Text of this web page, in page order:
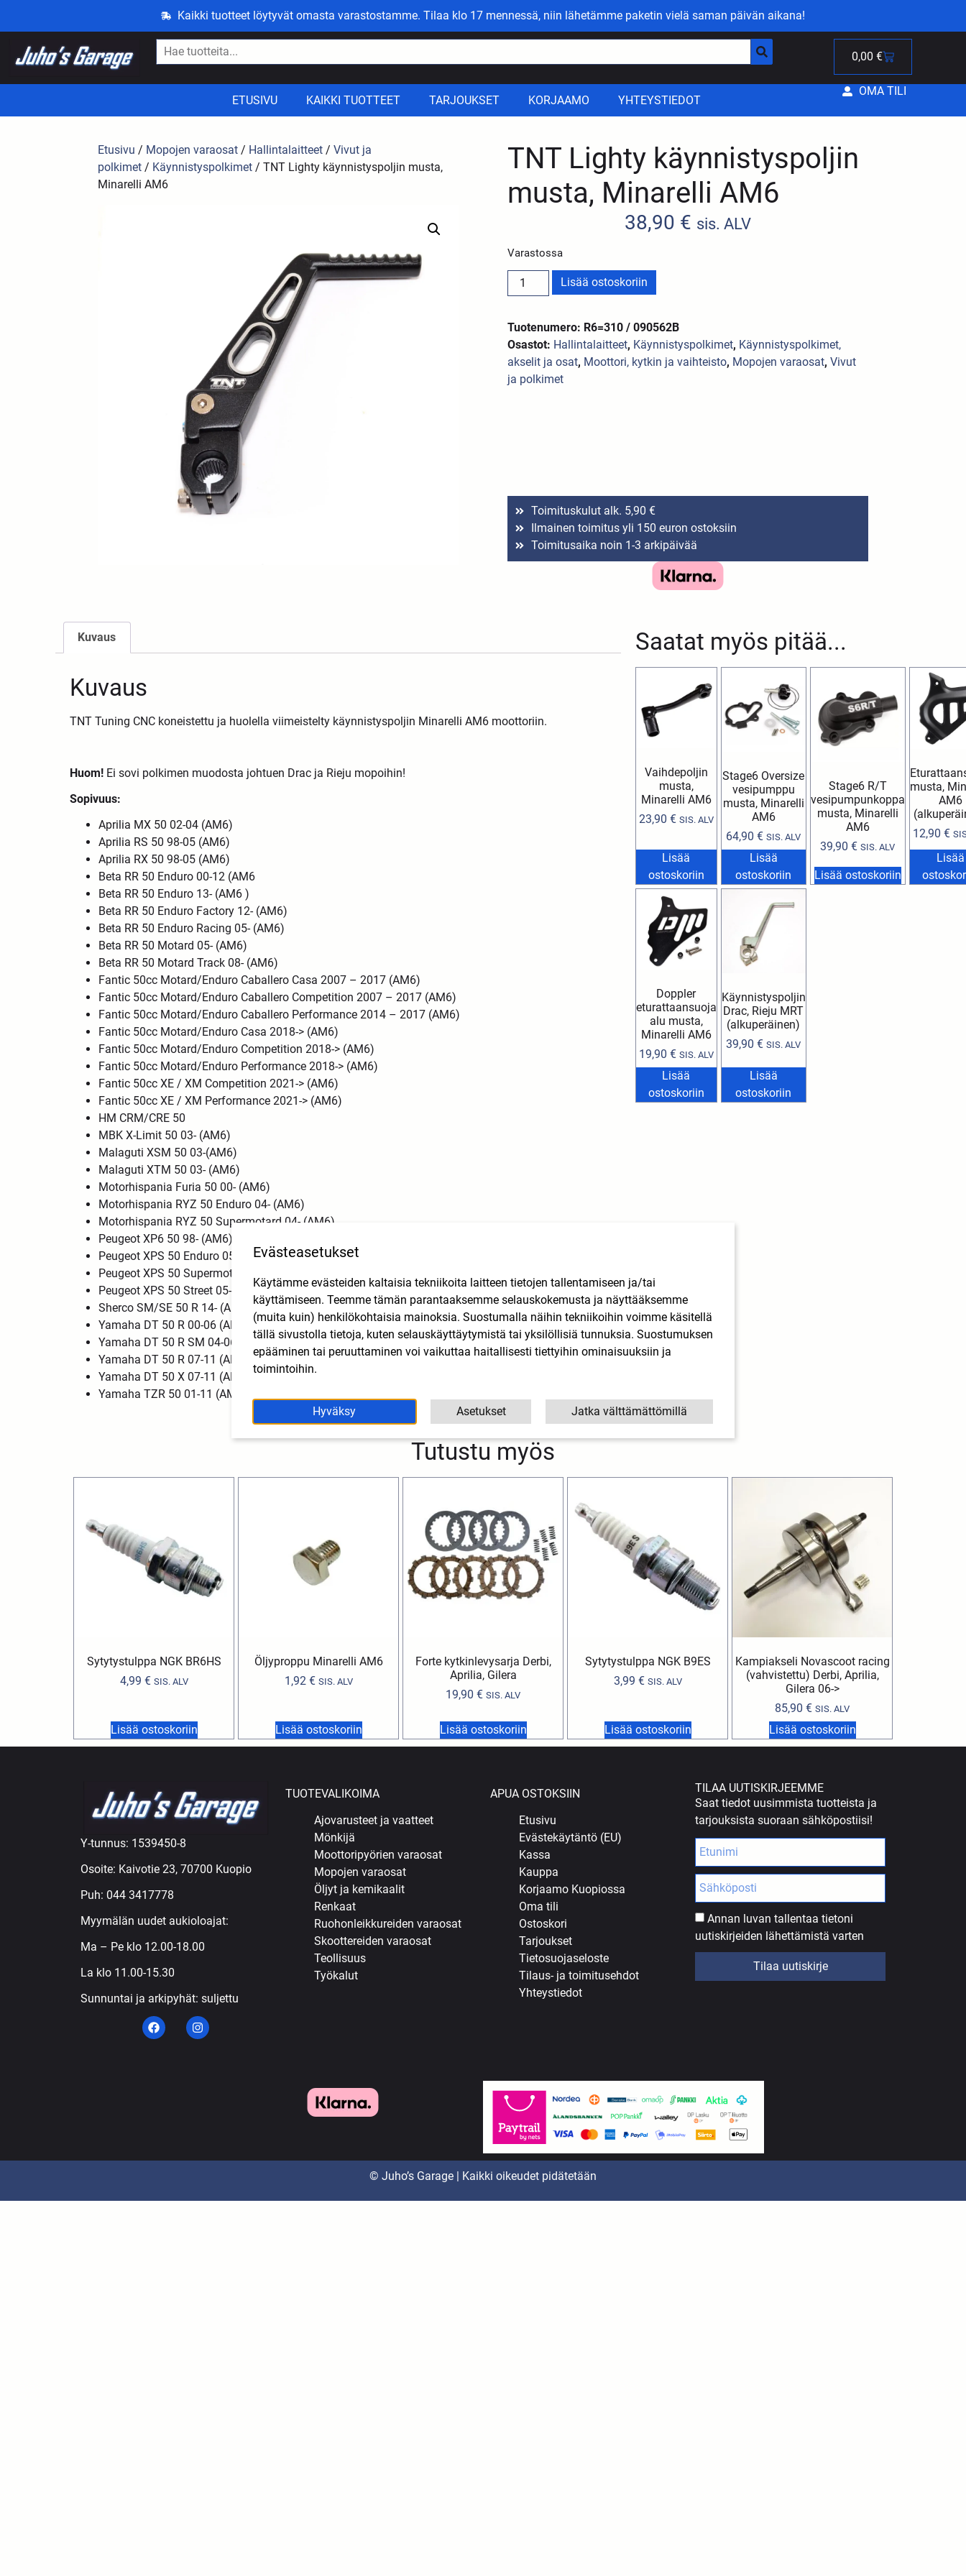
Kaikki tuotteet löytyvät omasta varastostamme. Tilaa klo 17 mennessä, niin lähetämme paketin vielä saman päivän aikana!
0,00 €
ETUSIVU KAIKKI TUOTTEET TARJOUKSET KORJAAMO YHTEYSTIEDOT
OMA TILI
Etusivu / Mopojen varaosat / Hallintalaitteet /Vivut ja
polkimet / Käynnistyspolkimet / TNT Lighty käynnistyspoljin musta,
Minarelli AM6
TNT Lighty käynnistyspoljin
musta, Minarelli AM6
38,90 € sis. ALV
Varastossa
Lisää ostoskoriin
Tuotenumero: R6=310 / 090562B
Osastot: Hallintalaitteet, Käynnistyspolkimet, Käynnistyspolkimet,
akselit ja osat, Moottori, kytkin ja vaihteisto, Mopojen varaosat,Vivut
ja polkimet
Toimituskulut alk. 5,90 €
Ilmainen toimitus yli 150 euron ostoksiin
Toimitusaika noin 1-3 arkipäivää
Saatat myös pitää...
Vaihdepoljin
musta,
Minarelli AM6
23,90 € SIS. ALV
Lisää
ostoskoriin
Stage6 Oversize
vesipumppu
musta, Minarelli
AM6
64,90€ SIS. ALV
Lisää
ostoskoriin
Stage6 R/T
vesipumpunkoppa
musta, Minarelli
AM6
39,90€ SIS. ALV
Lisää ostoskoriin
musta,
AM6
12,90€
Lisää
Doppler
eturattaansuoja
alu musta,
Minarelli AM6
19,90 € SIS. ALV
Lisää
ostoskoriin
Käynnistyspoljin
Drac, Rieju MRT
(alkuperäinen)
39,90€ SIS. ALV
Lisää
ostoskoriin
Kuvaus
Kuvaus
TNT Tuning CNC koneistettu ja huolella viimeistelty käynnistyspoljin Minarelli AM6 moottoriin.
Huom! Ei sovi polkimen muodosta johtuen Drac ja Rieju mopoihin!
Sopivuus:
Aprilia MX 50 02-04 (AM6)
Aprilia RS 50 98-05 (AM6)
Aprilia RX 50 98-05 (AM6)
Beta RR 50 Enduro 00-12 (AM6
Beta RR 50 Enduro 13- (AM6 )
Beta RR 50 Enduro Factory 12- (AM6)
Beta RR 50 Enduro Racing 05- (AM6)
Beta RR 50 Motard 05- (AM6)
Beta RR 50 Motard Track 08- (AM6)
Fantic 50cc Motard/Enduro Caballero Casa 2007 – 2017 (AM6)
Fantic 50cc Motard/Enduro Caballero Competition 2007 – 2017 (AM6)
Fantic 50cc Motard/Enduro Caballero Performance 2014 – 2017 (AM6)
Fantic 50cc Motard/Enduro Casa 2018-> (AM6)
Fantic 50cc Motard/Enduro Competition 2018-> (AM6)
Fantic 50cc Motard/Enduro Performance 2018-> (AM6)
Fantic 50cc XE / XM Competition 2021-> (AM6)
Fantic 50cc XE / XM Performance 2021-> (AM6)
HM CRM/CRE 50
MBK X-Limit 50 03- (AM6)
Malaguti XSM 50 03-(AM6)
Malaguti XTM 50 03- (AM6)
Motorhispania Furia 50 00- (AM6)
Motorhispania RYZ 50 Enduro 04- (AM6)
Motorhispania RYZ 50 Supermotard 04- (AM6)
Peugeot XP6 50 98- (AM6)
Peugeot XPS 50 Enduro 05-12(AM6)
Peugeot XPS 50 Supermotard 05- (AM6)
Peugeot XPS 50 Street 05- (AM6)
Sherco SM/SE 50 R 14- (AM6)
Yamaha DT 50 R 00-06 (AM6)
Yamaha DT 50 R SM 04-06 (AM6)
Yamaha DT 50 R 07-11 (AM6)
Yamaha DT 50 X 07-11 (AM6)
Yamaha TZR 50 01-11 (AM6)
Tutustu myös
Sytytystulppa NGK BR6HS
4,99 € SIS. ALV
Lisää ostoskoriin
Öljyproppu Minarelli AM6
1,92 € SIS. ALV
Lisää ostoskoriin
Forte kytkinlevysarja Derbi,
Aprilia, Gilera
19,90 € SIS. ALV
Lisää ostoskoriin
Sytytystulppa NGK B9ES
3,99 € SIS. ALV
Lisää ostoskoriin
Kampiakseli Novascoot racing
(vahvistettu) Derbi, Aprilia,
Gilera 06->
85,90 € SIS. ALV
Lisää ostoskoriin
Y-tunnus: 1539450-8
Osoite: Kaivotie 23, 70700 Kuopio
Puh: 044 3417778
Myymälän uudet aukioloajat:
Ma – Pe klo 12.00-18.00
La klo 11.00-15.30
Sunnuntai ja arkipyhät: suljettu
TUOTEVALIKOIMA
Ajovarusteet ja vaatteet
Mönkijä
Moottoripyörien varaosat
Mopojen varaosat
Öljyt ja kemikaalit
Renkaat
Ruohonleikkureiden varaosat
Skoottereiden varaosat
Teollisuus
Työkalut
APUA OSTOKSIIN
Etusivu
Evästekäytäntö (EU)
Kassa
Kauppa
Korjaamo Kuopiossa
Oma tili
Ostoskori
Tarjoukset
Tietosuojaseloste
Tilaus- ja toimitusehdot
Yhteystiedot
TILAA UUTISKIRJEEMME
Saat tiedot uusimmista tuotteista ja
tarjouksista suoraan sähköpostiisi!
Annan luvan tallentaa tietoni
uutiskirjeiden lähettämistä varten
Tilaa uutiskirje
© Juho’s Garage | Kaikki oikeudet pidätetään
Evästeasetukset
Käytämme evästeiden kaltaisia tekniikoita laitteen tietojen tallentamiseen ja/tai
käyttämiseen. Teemme tämän parantaaksemme selauskokemusta ja näyttääksemme
(muita kuin) henkilökohtaisia mainoksia. Suostumalla näihin tekniikoihin voimme käsitellä
tällä sivustolla tietoja, kuten selauskäyttäytymistä tai yksilöllisiä tunnuksia. Suostumuksen
epääminen tai peruuttaminen voi vaikuttaa haitallisesti tiettyihin ominaisuuksiin ja
toimintoihin.
Hyväksy Asetukset Jatka välttämättömillä